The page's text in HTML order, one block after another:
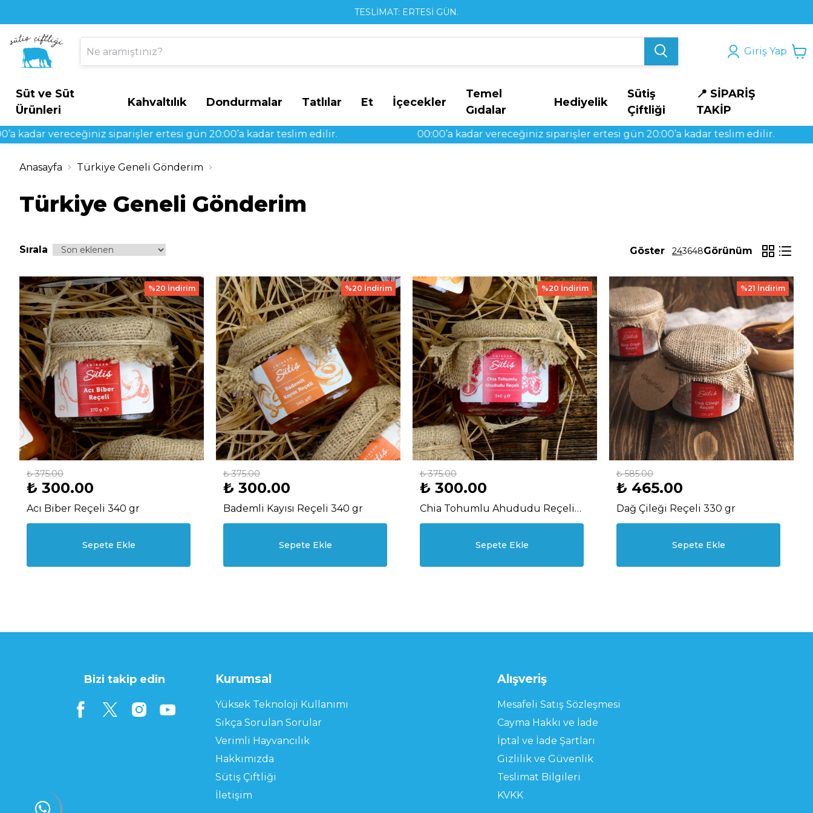
TESLİMAT: ERTESİ GÜN.
Giriş Yap
Süt ve Süt
Ürünleri
Kahvaltılık Dondurmalar Tatlılar Et İçecekler
Temel
Gıdalar
Hediyelik
Sütiş
Çiftliği
📍 SİPARİŞ
TAKİP
vereceğiniz siparişler ertesi gün 20:00’a kadar teslim edilir. 00:00’a kadar vereceğiniz siparişler ertesi gün 20:00’a kadar teslim edilir.
Anasayfa Türkiye Geneli Gönderim
Türkiye Geneli Gönderim
Sırala Göster 243648Görünüm
%20 İndirim
₺ 375.00
₺ 300.00
Acı Biber Reçeli 340 gr
Sepete Ekle
%20 İndirim
₺ 375.00
₺ 300.00
Bademli Kayısı Reçeli 340 gr
Sepete Ekle
%20 İndirim
₺ 375.00
₺ 300.00
Chia Tohumlu Ahududu Reçeli
340 gr
Sepete Ekle
%21 İndirim
₺ 585.00
₺ 465.00
Dağ Çileği Reçeli 330 gr
Sepete Ekle
Bizi takip edin Kurumsal
Yüksek Teknoloji Kullanımı
Sıkça Sorulan Sorular
Verimli Hayvancılık
Hakkımızda
Sütiş Çiftliği
İletişim
Alışveriş
Mesafeli Satış Sözleşmesi
Cayma Hakkı ve İade
İptal ve İade Şartları
Gizlilik ve Güvenlik
Teslimat Bilgileri
KVKK